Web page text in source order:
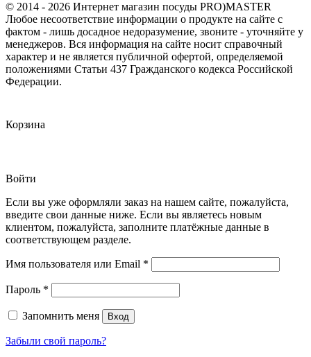
© 2014 - 2026 Интернет магазин посуды PRO)MASTER
Любое несоответствие информации о продукте на сайте с
фактом - лишь досадное недоразумение, звоните - уточняйте у
менеджеров. Вся информация на сайте носит справочный
характер и не является публичной офертой, определяемой
положениями Статьи 437 Гражданского кодекса Российской
Федерации.
Корзина
Войти
Если вы уже оформляли заказ на нашем сайте, пожалуйста,
введите свои данные ниже. Если вы являетесь новым
клиентом, пожалуйста, заполните платёжные данные в
соответствующем разделе.
Имя пользователя или Email *
Пароль *
Запомнить меня Вход
Забыли свой пароль?